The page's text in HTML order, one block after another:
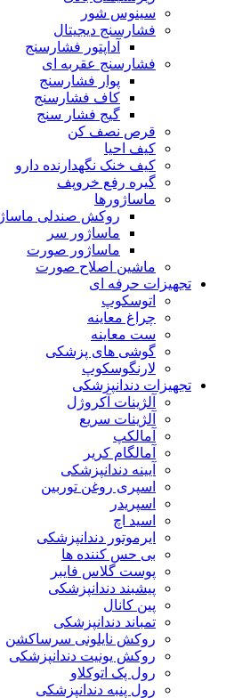
سینوس شور
فشارسنج دیجیتال
آداپتور فشارسنج
فشارسنج عقربه ای
پوار فشارسنج
کاف فشارسنج
گیج فشار سنج
قرص نصف کن
کیف احیا
کیف خنک نگهدارنده دارو
گیره رفع خروپف
ماساژورها
روکش صندلی ماساژ
ماساژور سر
ماساژور صورت
ماشین اصلاح صورت
تجهیزات حرفه ای
اتوسکوپ
چراغ معاینه
ست معاینه
گوشی های پزشکی
لارنگوسکوپ
تجهیزات دندانپزشکی
آلژینات آکروژل
آلژینات سریع
آمالکپ
آمالگام کریر
آیینه دندانپزشکی
اسپری روغن توربین
اسپریدر
اسید اچ
ایرموتور دندانپزشکی
بی حس کننده ها
پوست گلاس فایبر
پیشبند دندانپزشکی
پین کانال
تمباند دندانپزشکی
روکش نایلونی سرساکشن
روکش یونیت دندانپزشکی
رول پک اتوکلاو
رول پنبه دندانپزشکی